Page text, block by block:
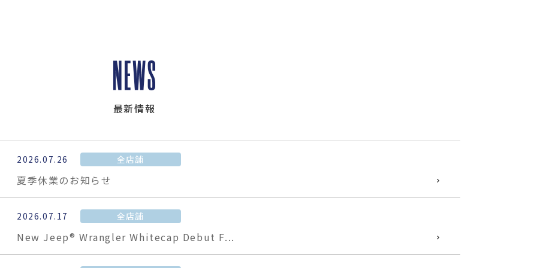
最新情報
2026.07.26 全店舗
夏季休業のお知らせ
2026.07.17 全店舗
New Jeep® Wrangler Whitecap Debut F...